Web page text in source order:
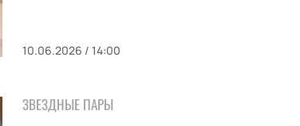
10.06.2026 / 14:00
ЗВЕЗДНЫЕ ПАРЫ